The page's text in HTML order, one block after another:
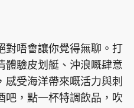
對唔會讓你覺得無聊。打
體驗皮划艇、沖浪嘅肆意
受海洋帶來嘅活力與刺
吧，點一杯特調飲品，吹